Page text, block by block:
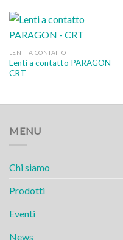
LENTI A CONTATTO
Lenti a contatto PARAGON –
CRT
MENU
Chi siamo
Prodotti
Eventi
News